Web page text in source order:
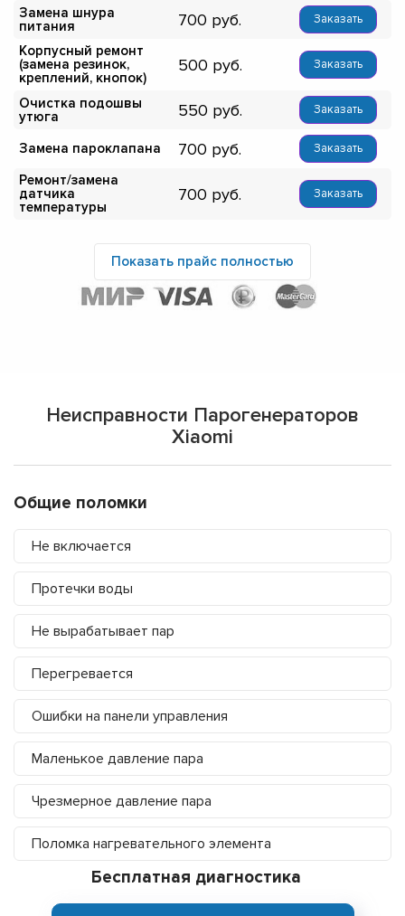
Замена шнура
питания
700 Заказать
Корпусный ремонт
(замена резинок,
креплений, кнопок)
500 Заказать
Очистка подошвы
утюга
550 Заказать
Замена пароклапана 700 Заказать
Ремонт/замена
датчика
температуры
700 Заказать
Показать прайс полностью
Неисправности Парогенераторов
Xiaomi
Общие поломки
Не включается
Протечки воды
Не вырабатывает пар
Перегревается
Ошибки на панели управления
Маленькое давление пара
Чрезмерное давление пара
Поломка нагревательного элемента
Бесплатная диагностика